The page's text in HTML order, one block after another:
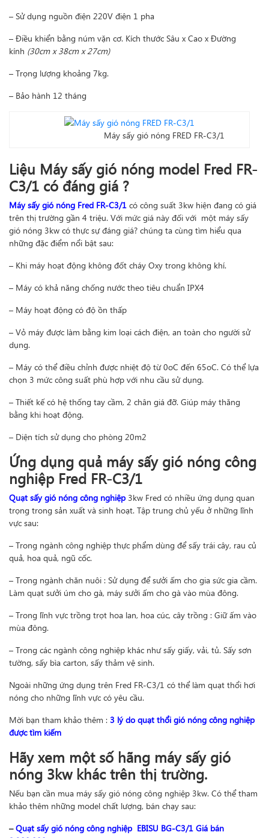
– Sử dụng nguồn điện 220V điện 1 pha
– Điều khiển bằng núm vặn cơ. Kích thước Sâu x Cao x Đường
kính (30cm x 38cm x 27cm)
– Trọng lượng khoảng 7kg.
– Bảo hành 12 tháng
Máy sấy gió nóng FRED FR-C3/1
Liệu Máy sấy gió nóng model Fred FR-
C3/1 có đáng giá ?
Máy sấy gió nóng Fred FR-C3/1 có công suất 3kw hiện đang có giá
trên thị trường gần 4 triệu. Với mức giá này đối với một máy sấy
gió nóng 3kw có thực sự đáng giá? chúng ta cùng tìm hiểu qua
những đặc điểm nổi bật sau:
– Khi máy hoạt động không đốt cháy Oxy trong không khí.
– Máy có khả năng chống nước theo tiêu chuẩn IPX4
– Máy hoạt động có độ ồn thấp
– Vỏ máy được làm bằng kim loại cách điện, an toàn cho người sử
dụng.
– Máy có thể điều chỉnh được nhiệt độ từ 0oC đến 65oC. Có thể lựa
chọn 3 mức công suất phù hợp với nhu cầu sử dụng.
– Thiết kế có hệ thống tay cầm, 2 chân giá đỡ. Giúp máy thăng
bằng khi hoạt động.
– Diện tích sử dụng cho phòng 20m2
Ứng dụng quả máy sấy gió nóng công
nghiệp Fred FR-C3/1
Quạt sấy gió nóng công nghiệp 3kw Fred có nhiều ứng dụng quan
trọng trong sản xuất và sinh hoạt. Tập trung chủ yếu ở những lĩnh
vực sau:
– Trong ngành công nghiệp thực phẩm dùng để sấy trái cây, rau củ
quả, hoa quả, ngũ cốc.
– Trong ngành chăn nuôi : Sử dụng để sưởi ấm cho gia sức gia cầm.
Làm quạt sưởi úm cho gà, máy sưởi ấm cho gà vào mùa đông.
– Trong lĩnh vực trồng trọt hoa lan, hoa cúc, cây trồng : Giữ ấm vào
mùa đông.
– Trong các ngành công nghiệp khác như sấy giấy, vải, tủ. Sấy sơn
tường, sấy bìa carton, sấy thảm vệ sinh.
Ngoài những ứng dụng trên Fred FR-C3/1 có thể làm quạt thổi hơi
nóng cho những lĩnh vực có yêu cầu.
Mời bạn tham khảo thêm : 3 lý do quạt thổi gió nóng công nghiệp
được tìm kiếm
Hãy xem một số hãng máy sấy gió
nóng 3kw khác trên thị trường.
Nếu bạn cần mua máy sấy gió nóng công nghiệp 3kw. Có thể tham
khảo thêm những model chất lượng, bán chạy sau:
–Quạt sấy gió nóng công nghiệp EBISU BG-C3/1 Giá bán